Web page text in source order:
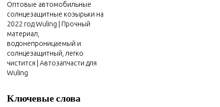
Оптовые автомобильные
солнцезащитные козырьки на
2022 год Wuling | Прочный
материал,
водонепроницаемый и
солнцезащитный, легко
чистится | Автозапчасти для
Wuling
Ключевые слова